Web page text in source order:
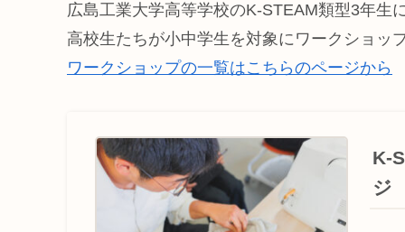
広島工業大学高等学校のK-STEAM類型3年生
高校生たちが小中学生を対象にワークショッ
ワークショップの一覧はこちらのページから
K-
ジ